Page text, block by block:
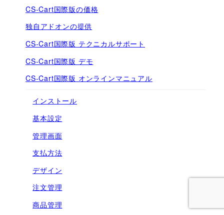
CS-Cart国際版の価格
独自アドオンの提供
CS-Cart国際版 テクニカルサポート
CS-Cart国際版 デモ
CS-Cart国際版 オンラインマニュアル
インストール
基本設定
管理画面
支払方法
デザイン
注文管理
商品管理